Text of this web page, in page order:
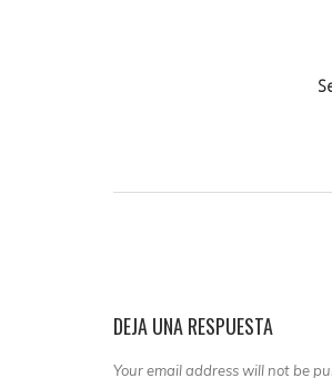
DEJA UNA RESPUESTA
Your email address will not be